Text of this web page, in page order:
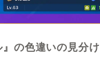
の色違いの見分け